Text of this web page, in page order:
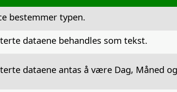
bestemmer typen.
dataene behandles som tekst.
dataene antas å være Dag, Måned